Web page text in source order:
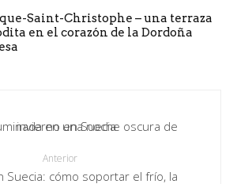
Saint-Christophe – una terraza
en el corazón de la Dordoña
Anterior
Suecia: cómo soportar el frío, la